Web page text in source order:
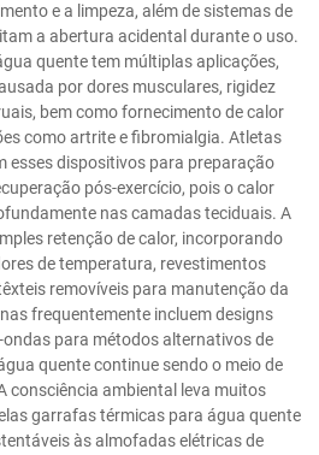
e a limpeza, além de sistemas de
a abertura acidental durante o uso.
quente tem múltiplas aplicações,
por dores musculares, rigidez
bem como fornecimento de calor
como artrite e fibromialgia. Atletas
esses dispositivos para preparação
pós-exercício, pois o calor
nas camadas teciduais. A
retenção de calor, incorporando
de temperatura, revestimentos
removíveis para manutenção da
frequentemente incluem designs
para métodos alternativos de
quente continue sendo o meio de
consciência ambiental leva muitos
garrafas térmicas para água quente
às almofadas elétricas de